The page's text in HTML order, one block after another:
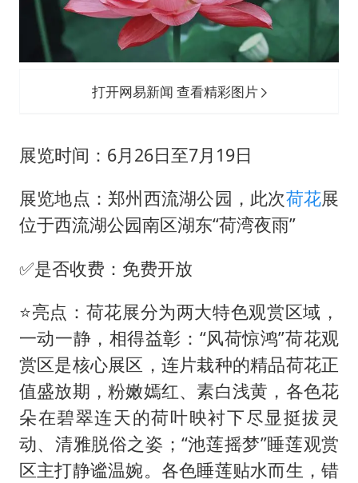
打开网易新闻 查看精彩图片
展览时间：6月26日至7月19日
展览地点：郑州西流湖公园，此次荷花展
位于西流湖公园南区湖东“荷湾夜雨”
✅是否收费：免费开放
⭐亮点：荷花展分为两大特色观赏区域，
一动一静，相得益彰：“风荷惊鸿”荷花观
赏区是核心展区，连片栽种的精品荷花正
值盛放期，粉嫩嫣红、素白浅黄，各色花
朵在碧翠连天的荷叶映衬下尽显挺拔灵
动、清雅脱俗之姿；“池莲摇梦”睡莲观赏
区主打静谧温婉。各色睡莲贴水而生，错